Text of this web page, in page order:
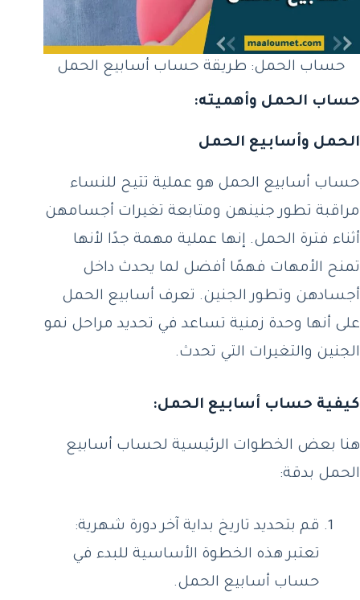
حساب الحمل: طريقة حساب أسابيع الحمل
حساب الحمل وأهميته:
الحمل وأسابيع الحمل
حساب أسابيع الحمل هو عملية تتيح للنساء
مراقبة تطور جنينهن ومتابعة تغيرات أجسامهن
أثناء فترة الحمل. إنها عملية مهمة جدًا لأنها
تمنح الأمهات فهمًا أفضل لما يحدث داخل
أجسادهن وتطور الجنين. تعرف أسابيع الحمل
على أنها وحدة زمنية تساعد في تحديد مراحل نمو
الجنين والتغيرات التي تحدث.
كيفية حساب أسابيع الحمل:
هنا بعض الخطوات الرئيسية لحساب أسابيع
الحمل بدقة:
قم بتحديد تاريخ بداية آخر دورة شهرية:
تعتبر هذه الخطوة الأساسية للبدء في
حساب أسابيع الحمل.